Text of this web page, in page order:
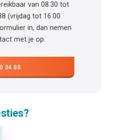
van 08.30 tot
(vrijdag tot 16.00
in, dan nemen
met je op.
34 88